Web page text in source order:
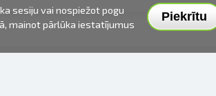
Piekrītu
sesiju vai nospiežot pogu
mainot pārlūka iestatījumus